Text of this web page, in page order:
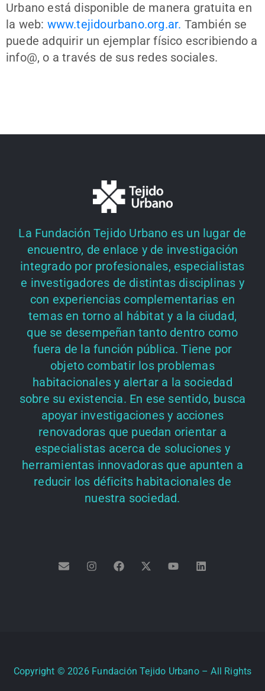
Urbano está disponible de manera gratuita en
la web: www.tejidourbano.org.ar. También se
puede adquirir un ejemplar físico escribiendo a
info@, o a través de sus redes sociales.
La Fundación Tejido Urbano es un lugar de
encuentro, de enlace y de investigación
integrado por profesionales, especialistas
e investigadores de distintas disciplinas y
con experiencias complementarias en
temas en torno al hábitat y a la ciudad,
que se desempeñan tanto dentro como
fuera de la función pública. Tiene por
objeto combatir los problemas
habitacionales y alertar a la sociedad
sobre su existencia. En ese sentido, busca
apoyar investigaciones y acciones
renovadoras que puedan orientar a
especialistas acerca de soluciones y
herramientas innovadoras que apunten a
reducir los déficits habitacionales de
nuestra sociedad.
Copyright ©2026Fundación Tejido Urbano – All Rights